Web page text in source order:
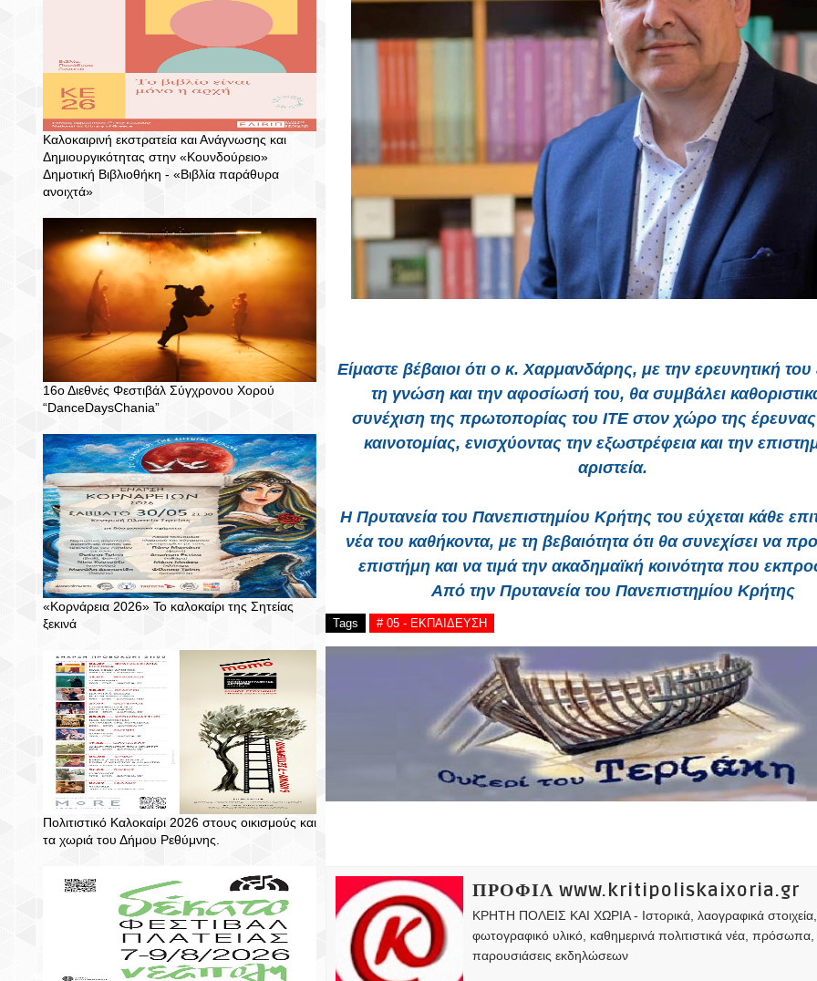
Καλοκαιρινή εκστρατεία και Ανάγνωσης και
Δημιουργικότητας στην «Κουνδούρειο»
Δημοτική Βιβλιοθήκη - «Βιβλία παράθυρα
ανοιχτά»
16ο Διεθνές Φεστιβάλ Σύγχρονου Χορού
“DanceDaysChania”
«Κορνάρεια 2026» Το καλοκαίρι της Σητείας
ξεκινά
Πολιτιστικό Καλοκαίρι 2026 στους οικισμούς και
τα χωριά του Δήμου Ρεθύμνης.
Είμαστε βέβαιοι ότι ο κ. Χαρμανδάρης, με την ερευνητική του
τη γνώση και την αφοσίωσή του, θα συμβάλει
συνέχιση της πρωτοπορίας του ΙΤΕ στον χώρο της έρευνας
καινοτομίας, ενισχύοντας την εξωστρέφεια και την
αριστεία.
Η Πρυτανεία του Πανεπιστημίου Κρήτης του εύχεται κάθε
νέα του καθήκοντα, με τη βεβαιότητα ότι θα συνεχίσει να
επιστήμη και να τιμά την ακαδημαϊκή κοινότητα που
Από την Πρυτανεία του Πανεπιστημίου Κρήτης
Tags # 05 - ΕΚΠΑΙΔΕΥΣΗ
ΠΡΟΦΙΛ www.kritipoliskaixoria.gr
ΚΡΗΤΗ ΠΟΛΕΙΣ ΚΑΙ ΧΩΡΙΑ - Ιστορικά, λαογραφικά
φωτογραφικό υλικό, καθημερινά πολιτιστικά νέα, πρόσωπα,
παρουσιάσεις εκδηλώσεων